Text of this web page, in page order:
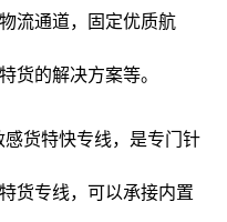
流通道，固定优质航
货的解决方案等。
货特快专线，是专门针
货专线，可以承接内置